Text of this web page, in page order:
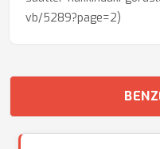
vb/5289?page=2)